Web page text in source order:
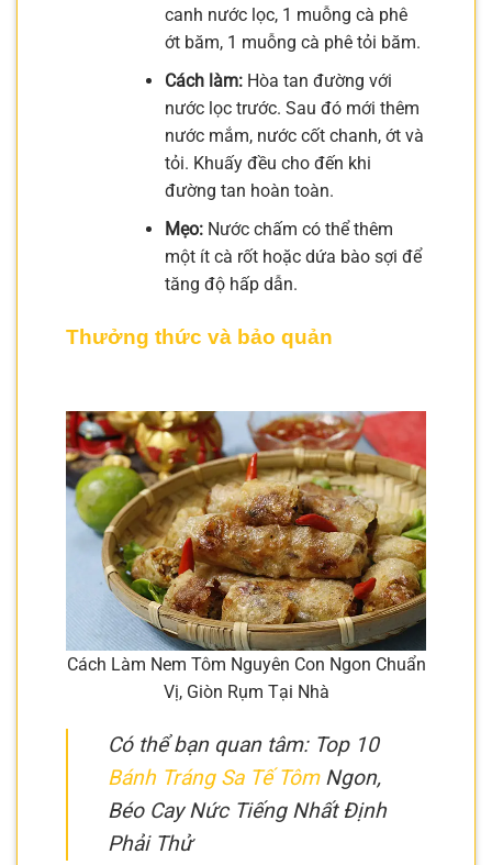
canh nước lọc, 1 muỗng cà phê
ớt băm, 1 muỗng cà phê tỏi băm.
Cách làm:Hòa tan đường với
nước lọc trước. Sau đó mới thêm
nước mắm, nước cốt chanh, ớt và
tỏi. Khuấy đều cho đến khi
đường tan hoàn toàn.
Mẹo:Nước chấm có thể thêm
một ít cà rốt hoặc dứa bào sợi để
tăng độ hấp dẫn.
Thưởng thức và bảo quản
Cách Làm Nem Tôm Nguyên Con Ngon Chuẩn
Vị, Giòn Rụm Tại Nhà
Có thể bạn quan tâm: Top 10
Bánh Tráng Sa Tế TômNgon,
Béo Cay Nức Tiếng Nhất Định
Phải Thử